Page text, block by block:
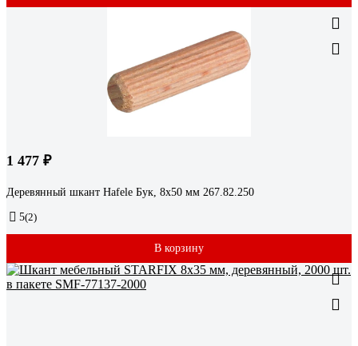
1 477 ₽
Деревянный шкант Hafele Бук, 8x50 мм 267.82.250
5(2)
В корзину